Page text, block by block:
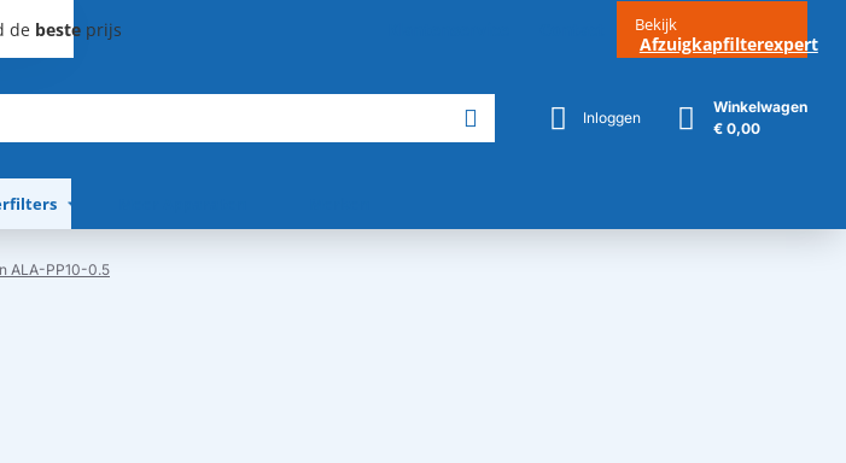
de beste prijs Bekijk
Afzuigkapfilterexpert
Inloggen
Winkelwagen
€ 0,00
ALA-PP10-0.5